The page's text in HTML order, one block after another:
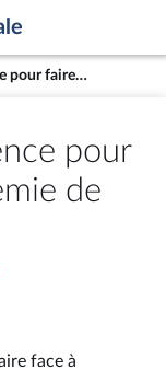
Loi organique d'urgence pour faire face à l'épidémie de covid-19
pour
de
face à